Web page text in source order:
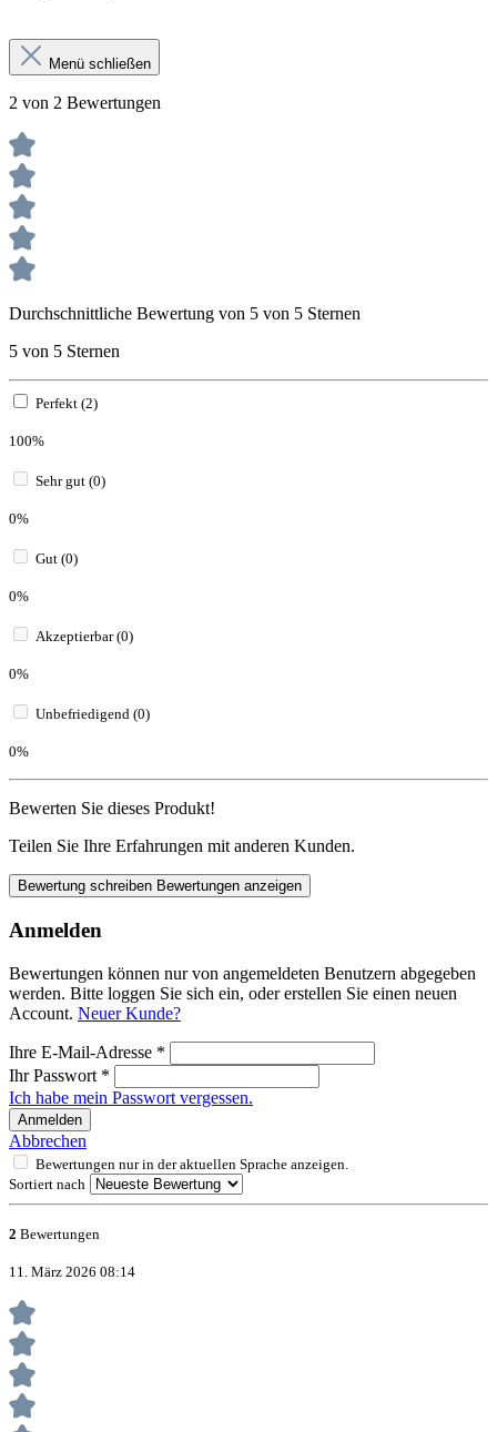
Menü schließen
2 von 2 Bewertungen
Durchschnittliche Bewertung von 5 von 5 Sternen
5 von 5 Sternen
Perfekt (2)
100%
Sehr gut (0)
0%
Gut (0)
0%
Akzeptierbar (0)
0%
Unbefriedigend (0)
0%
Bewerten Sie dieses Produkt!
Teilen Sie Ihre Erfahrungen mit anderen Kunden.
Bewertung schreiben Bewertungen anzeigen
Anmelden
Bewertungen können nur von angemeldeten Benutzern abgegeben
werden. Bitte loggen Sie sich ein, oder erstellen Sie einen neuen
Account. Neuer Kunde?
Ihre E-Mail-Adresse *
Ihr Passwort *
Ich habe mein Passwort vergessen.
Anmelden
Abbrechen
Bewertungen nur in der aktuellen Sprache anzeigen.
Sortiert nach
2 Bewertungen
11. März 2026 08:14